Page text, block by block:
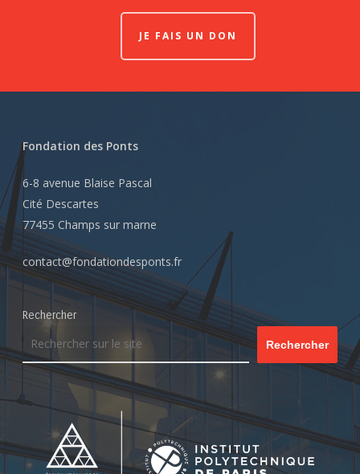
JE FAIS UN DON
Fondation des Ponts
6-8 avenue Blaise Pascal
Cité Descartes
77455 Champs sur marne
contact@fondationdesponts.fr
Rechercher
Rechercher